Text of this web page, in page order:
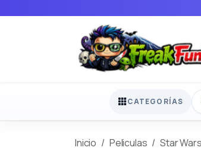
CATEGORÍAS
Inicio Peliculas Star Wars